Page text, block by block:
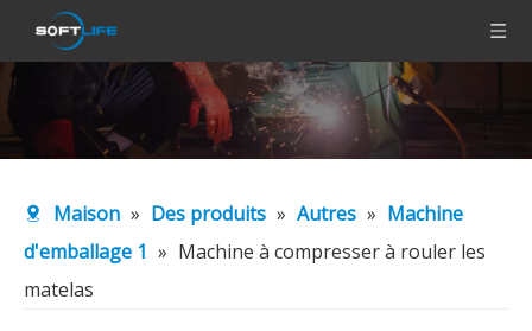
Maison » Des produits » Autres » Machine
d'emballage 1 » Machine à compresser à rouler les
matelas